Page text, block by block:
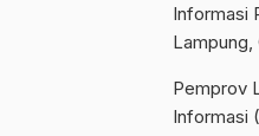
Informasi
Lampung,
Pemprov
Informasi